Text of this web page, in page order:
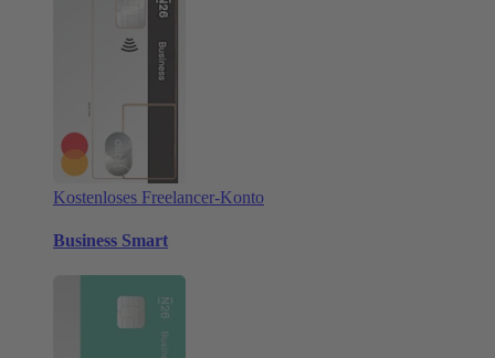
Kostenloses Freelancer-Konto
Business Smart